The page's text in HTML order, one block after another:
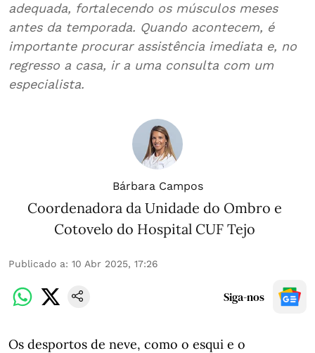
adequada, fortalecendo os músculos meses
antes da temporada. Quando acontecem, é
importante procurar assistência imediata e, no
regresso a casa, ir a uma consulta com um
especialista.
Bárbara Campos
Coordenadora da Unidade do Ombro e
Cotovelo do Hospital CUF Tejo
Publicado a: 10 Abr 2025, 17:26
Siga-nos
Os desportos de neve, como o esqui e o